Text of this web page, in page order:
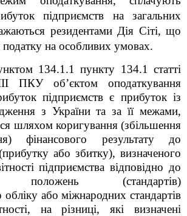
підприємств на загальних
резидентами Дія Сіті, що
на особливих умовах.
134.1.1 пункту 134.1 статті
ПКУ об’єктом оподаткування
підприємств є прибуток із
з України та за її межами,
шляхом коригування (збільшення
фінансового результату до
або збитку), визначеного
підприємства відповідно до
положень (стандартів)
обліку або міжнародних стандартів
на різниці, які визначені